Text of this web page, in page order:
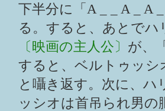
下半分に「A _ _ A _ A
る。すると、あとでハ
〔映画の主人公〕 が、
すると、ベルトゥッ
と囁き返す。次に、ハ
ッシオは首吊られ男